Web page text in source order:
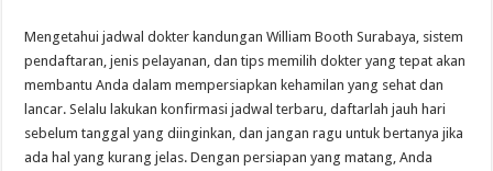
Mengetahui jadwal dokter kandungan William Booth Surabaya, sistem
pendaftaran, jenis pelayanan, dan tips memilih dokter yang tepat akan
membantu Anda dalam mempersiapkan kehamilan yang sehat dan
lancar. Selalu lakukan konfirmasi jadwal terbaru, daftarlah jauh hari
sebelum tanggal yang diinginkan, dan jangan ragu untuk bertanya jika
ada hal yang kurang jelas. Dengan persiapan yang matang, Anda